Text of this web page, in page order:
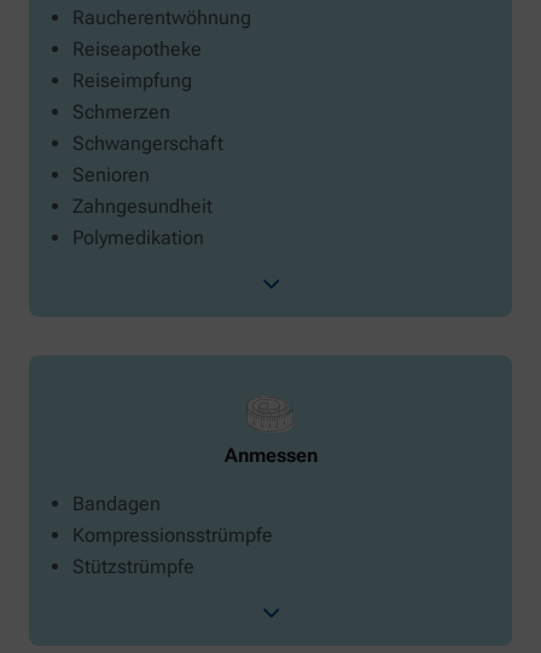
Raucherentwöhnung
Reiseapotheke
Reiseimpfung
Schmerzen
Schwangerschaft
Senioren
Zahngesundheit
Polymedikation
Anmessen
Bandagen
Kompressionsstrümpfe
Stützstrümpfe